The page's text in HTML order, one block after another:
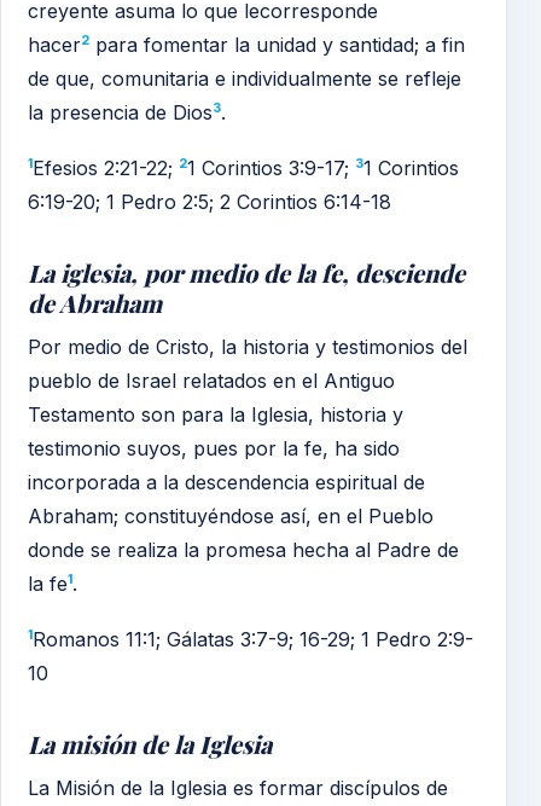
creyente asuma lo que lecorresponde
hacer2para fomentar la unidad y santidad; a fin
de que, comunitaria e individualmente se refleje
la presencia de Dios3.
1Efesios 2:21-22; 21 Corintios 3:9-17; 31 Corintios
6:19-20; 1 Pedro 2:5; 2 Corintios 6:14-18
La iglesia, por medio de la fe, desciende
de Abraham
Por medio de Cristo, la historia y testimonios del
pueblo de Israel relatados en el Antiguo
Testamento son para la Iglesia, historia y
testimonio suyos, pues por la fe, ha sido
incorporada a la descendencia espiritual de
Abraham; constituyéndose así, en el Pueblo
donde se realiza la promesa hecha al Padre de
la fe1.
1Romanos 11:1; Gálatas 3:7-9; 16-29; 1 Pedro 2:9-
10
La misión de la Iglesia
La Misión de la Iglesia es formar discípulos de